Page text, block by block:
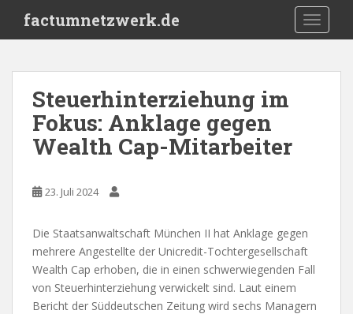
i
factumnetzwerk.de
Steuerhinterziehung im
Fokus: Anklage gegen
Wealth Cap-Mitarbeiter
23. Juli 2024
Die Staatsanwaltschaft München II hat Anklage gegen
mehrere Angestellte der Unicredit-Tochtergesellschaft
Wealth Cap erhoben, die in einen schwerwiegenden Fall
von Steuerhinterziehung verwickelt sind. Laut einem
Bericht der Süddeutschen Zeitung wird sechs Managern